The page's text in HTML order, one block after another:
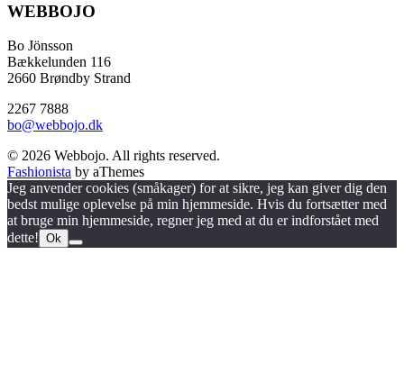
WEBBOJO
Bo Jönsson
Bækkelunden 116
2660 Brøndby Strand
2267 7888
bo@webbojo.dk
© 2026 Webbojo. All rights reserved.
Fashionista by aThemes
Jeg anvender cookies (småkager) for at sikre, jeg kan giver dig den
bedst mulige oplevelse på min hjemmeside. Hvis du fortsætter med
at bruge min hjemmeside, regner jeg med at du er indforstået med
dette! Ok